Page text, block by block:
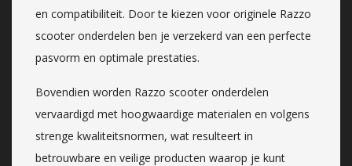
en compatibiliteit. Door te kiezen voor originele Razzo
scooter onderdelen ben je verzekerd van een perfecte
pasvorm en optimale prestaties.
Bovendien worden Razzo scooter onderdelen
vervaardigd met hoogwaardige materialen en volgens
strenge kwaliteitsnormen, wat resulteert in
betrouwbare en veilige producten waarop je kunt